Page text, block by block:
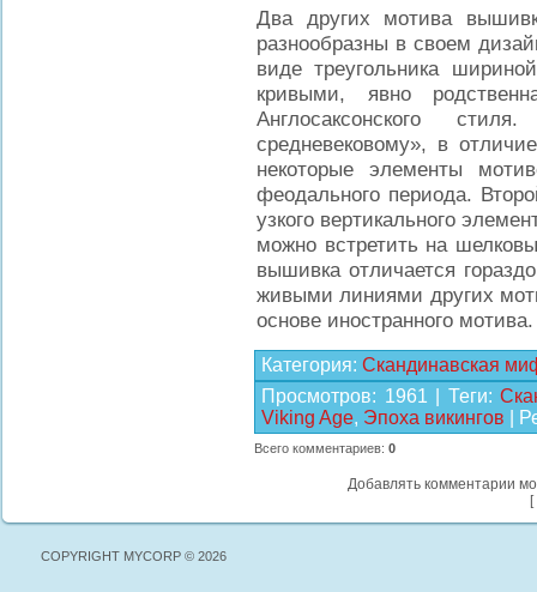
Два других мотива
разнообразны в своем
виде треугольника
кривыми, явно
Англосаксонского
средневековому», в
некоторые элементы
феодального периода.
узкого вертикального
можно встретить на
вышивка отличается
живыми линиями других
основе иностранного мотива.
Категория: Скандинавская
Просмотров: 1961 Теги:
Viking Age, Эпоха викингов
Всего комментариев: 0
Добавлять комментарии
[
COPYRIGHT MYCORP © 2026